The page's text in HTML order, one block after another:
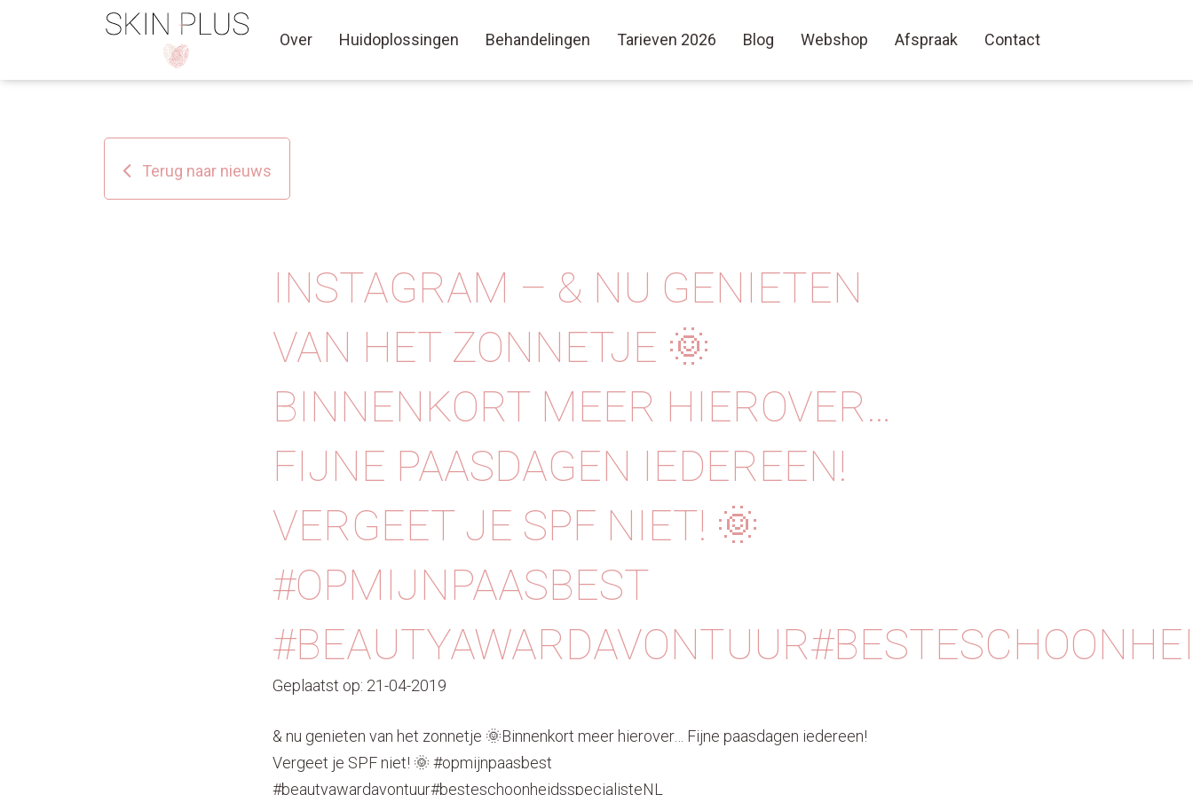
Over Huidoplossingen Behandelingen Tarieven 2026 Blog Webshop Afspraak Contact
Terug naar nieuws
INSTAGRAM – & NU GENIETEN
VAN HET ZONNETJE 🌞
BINNENKORT MEER HIEROVER…
FIJNE PAASDAGEN IEDEREEN!
VERGEET JE SPF NIET! 🌞
#OPMIJNPAASBEST
Geplaatst op: 21-04-2019
& nu genieten van het zonnetje 🌞Binnenkort meer hierover… Fijne paasdagen iedereen!
Vergeet je SPF niet! 🌞 #opmijnpaasbest
#beautyawardavontuur#besteschoonheidsspecialisteNL